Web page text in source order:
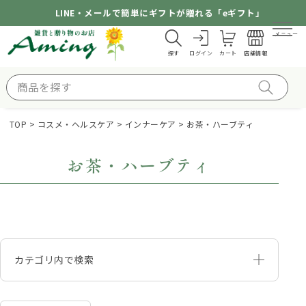
LINE・メールで簡単にギフトが贈れる「eギフト」
探す ログイン カート 店舗情報
メニュー
TOP コスメ・ヘルスケア インナーケア お茶・ハーブティ
お茶・ハーブティ
カテゴリ内で検索